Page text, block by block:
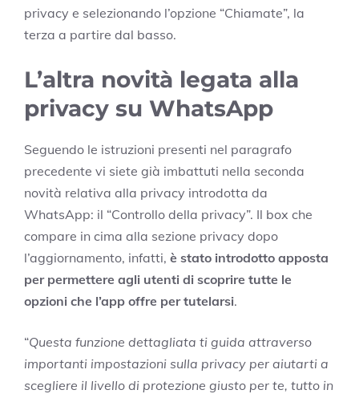
privacy e selezionando l’opzione “Chiamate”, la
terza a partire dal basso.
L’altra novità legata alla
privacy su WhatsApp
Seguendo le istruzioni presenti nel paragrafo
precedente vi siete già imbattuti nella seconda
novità relativa alla privacy introdotta da
WhatsApp: il “Controllo della privacy”. Il box che
compare in cima alla sezione privacy dopo
l’aggiornamento, infatti, è stato introdotto apposta
per permettere agli utenti di scoprire tutte le
opzioni che l’app offre per tutelarsi.
“Questa funzione dettagliata ti guida attraverso
importanti impostazioni sulla privacy per aiutarti a
scegliere il livello di protezione giusto per te, tutto in